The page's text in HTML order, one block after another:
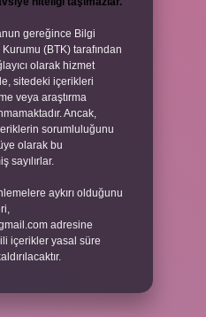
gereğince Bilgi
(BTK) tarafından
olarak hizmet
sitedeki içerikleri
veya araştırma
Ancak,
sorumluluğunu
olarak bu
sayılırlar.
aykırı olduğunu
adresine
içerikler yasal süre